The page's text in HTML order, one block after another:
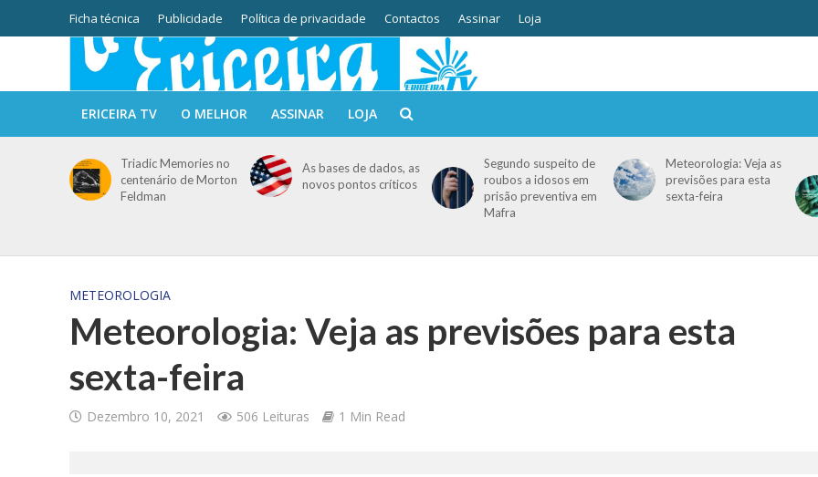
Ficha técnica Publicidade Política de privacidade Contactos Assinar Loja
ERICEIRA TV O MELHOR ASSINAR LOJA
Triadic Memories no
centenário de Morton
Feldman
As bases de dados, as
novos pontos críticos
Segundo suspeito de
roubos a idosos em
prisão preventiva em
Mafra
Meteorologia: Veja as
previsões para esta
sexta-feira
METEOROLOGIA
Meteorologia: Veja as previsões para esta
sexta-feira
Dezembro 10, 2021 506 Leituras 1 Min Read